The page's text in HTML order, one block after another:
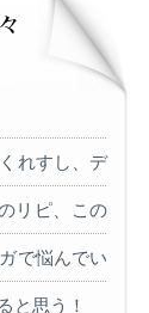
れすし、デ
リピ、この
で悩んでい
と思う！